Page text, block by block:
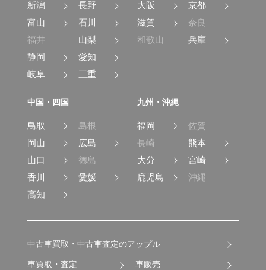
新潟
長野
富山
石川
福井
山梨
静岡
愛知
岐阜
三重
大阪
京都
滋賀
奈良
和歌山
兵庫
中国・四国
鳥取
島根
岡山
広島
山口
徳島
香川
愛媛
高知
九州・沖縄
福岡
佐賀
長崎
熊本
大分
宮崎
鹿児島
沖縄
中古車買取・中古車査定のアップル
車買取・査定 車販売